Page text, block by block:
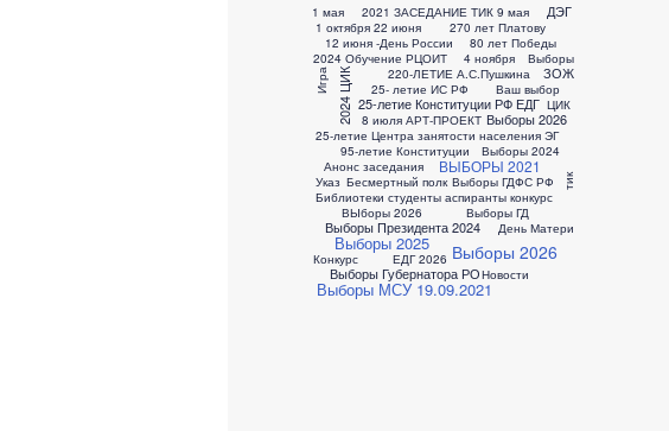
1 мая
1 октября
12 июня -День России
2021 ЗАСЕДАНИЕ ТИК
2024 Обучение РЦОИТ
2024 ЦИК
22 июня
220-ЛЕТИЕ А.С.Пушкина
25- летие ИС РФ
25-летие Конституции РФ
25-летие Центра занятости населения
270 лет Платову
4 ноября
8 июля
80 лет Победы
9 мая
95-летие Конституции
АРТ-ПРОЕКТ
Анонс заседания
Бесмертный полк
Библиотеки студенты аспиранты конкурс
ВЫБОРЫ 2021
ВЫборы 2026
Ваш выбор
Выборы
Выборы 2026
Выборы ГДФС РФ
Выборы Президента 2024
Выборы 2024
Выборы 2025 Выборы 2026
Выборы ГД
Выборы Губернатора РО
Выборы МСУ 19.09.2021
ДЭГ
День Матери
ЕДГ
ЕДГ 2026
ЗОЖ
Игра
Конкурс
Новости
Указ
ЦИК
ЭГ
тик